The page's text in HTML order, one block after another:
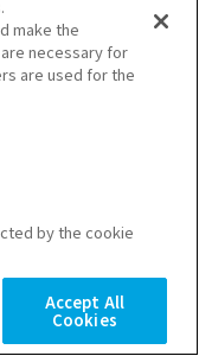
がある
功序列ではな
の求めるスキル
て、制度の移
ことがあるか
年まで守りたい
make the
necessary for
are used for the
by the cookie
Accept All
Cookies